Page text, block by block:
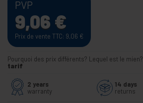
PVP
9,06 €
Prix de vente TTC: 9,06 €
Pourquoi des prix différents? Lequel est le mien?
tarif
2 years
warranty
14 days
returns